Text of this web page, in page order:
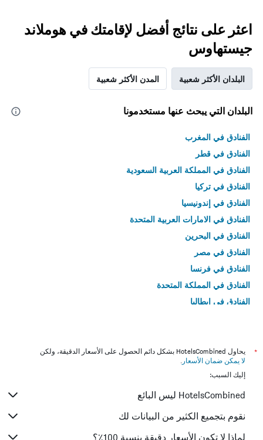
اعثر على نتائج أفضل لإقامتك في هوملاند
جيستهاوس
البلدان الأكثر شعبية المدن الأكثر شعبية
البلدان التي يبحث عنها مستخدمونا
الفنادق في المغرب
الفنادق في قطر
الفنادق في المملكة العربية السعودية
الفنادق في تركيا
الفنادق في إندونيسيا
الفنادق في الامارات العربية المتحدة
الفنادق في البحرين
الفنادق في مصر
الفنادق في فرنسا
الفنادق في المملكة المتحدة
الفنادق في إيطاليا
*
يحاول HotelsCombined بشكل دائم الحصول على الأسعار الدقيقة، ولكن
لا يمكن ضمان الأسعار .
إليك السبب:
HotelsCombined ليس البائع
نقوم بتجميع الكثير من البيانات لك
لماذا لا تكون الأسعار دقيقة بنسبة 100٪؟